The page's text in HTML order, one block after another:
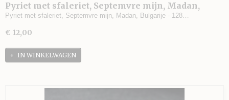
Pyriet met sfaleriet, Septemvre mijn, Madan,
Bulgarije - 128 gram - 6,5 x 5,5 x 3,5 cm.
Pyriet met sfaleriet, Septemvre mijn, Madan, Bulgarije - 128…
€ 12,00
IN WINKELWAGEN